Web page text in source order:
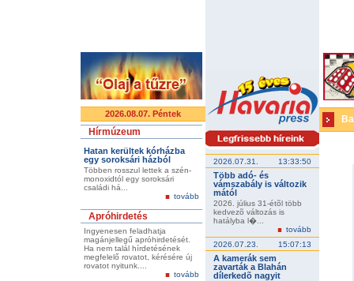
2026.08.07. Péntek
Hírmúzeum
Hatan kerültek kórházba
egy soroksári házból
Többen rosszul lettek a szén-
monoxidtól egy soroksári
családi há...
tovább
Apróhirdetés
Ingyenesen feladhatja
magánjellegű apróhirdetését.
Ha nem talál hírdetésének
megfelelő rovatot, kérésére új
rovatot nyitunk....
tovább
2026.07.31. 13:33:50
Több adó- és
vámszabály is változik
mától
2026. július 31-étõl több
kedvezõ változás is
hatályba l�...
tovább
2026.07.23.
15:07:13
A kamerák sem
zavarták a Blahán
dílerkedõ nagyit